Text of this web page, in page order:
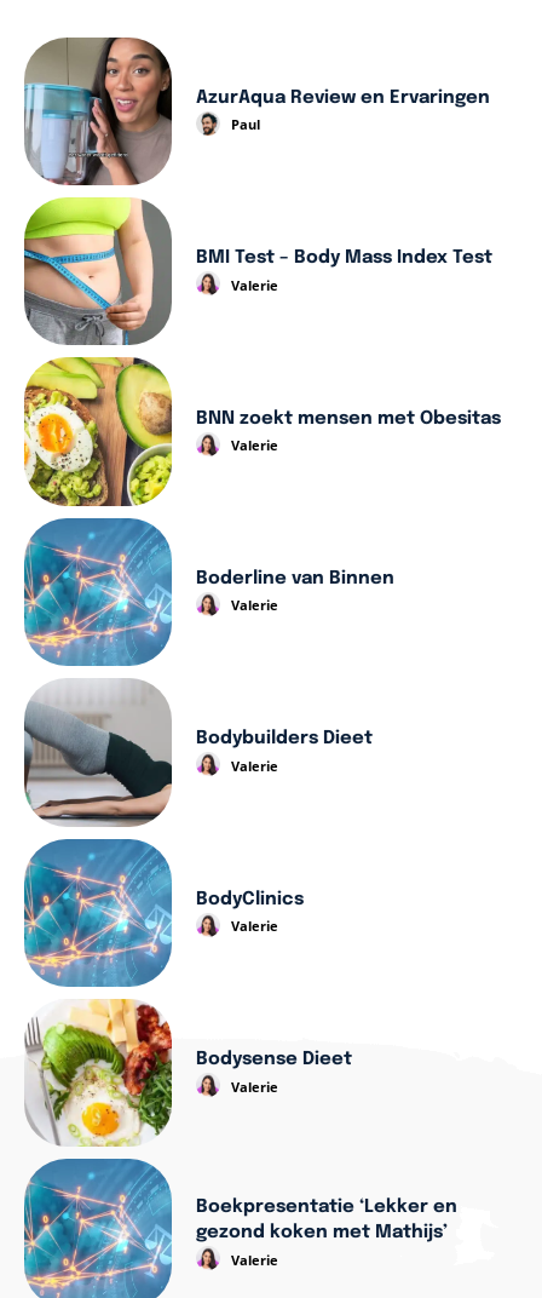
AzurAqua Review en Ervaringen
Paul
BMI Test – Body Mass Index Test
Valerie
BNN zoekt mensen met Obesitas
Valerie
Boderline van Binnen
Valerie
Bodybuilders Dieet
Valerie
BodyClinics
Valerie
Bodysense Dieet
Valerie
Boekpresentatie ‘Lekker en
gezond koken met Mathijs’
Valerie